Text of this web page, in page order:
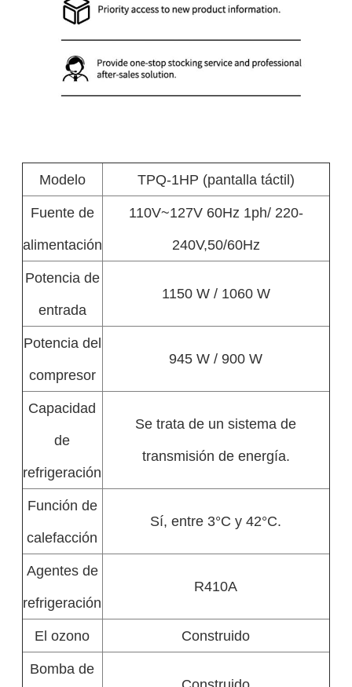
Modelo
TPQ-1HP (pantalla táctil)
Fuente de
alimentación
110V~127V 60Hz 1ph/ 220-
240V,50/60Hz
Potencia de
entrada
1150 W / 1060 W
Potencia del
compresor
945 W / 900 W
Capacidad
de
refrigeración
Se trata de un sistema de
transmisión de energía.
Función de
calefacción
Sí, entre 3°C y 42°C.
Agentes de
refrigeración
R410A
El ozono
Construido
Bomba de